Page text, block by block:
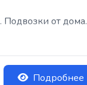
от дома.
Подробнее